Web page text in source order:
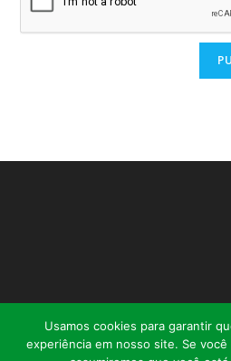
Usamos cookies para garantir
experiência em nosso site. Se